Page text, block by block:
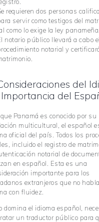
requieren dos personas
servir como testigos del
como lo exige la ley panameña.
notario público llevará a cabo el
notarial y
del
del
Panamá es conocido por su
multicultural, el español
oficial del país. Todos los
incluido el registro de
notarial de
en español. Esta es una
importante para los
extranjeros que no
con fluidez.
domina el idioma español,
un traductor público para